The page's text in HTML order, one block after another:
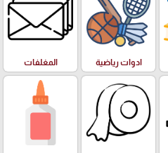
ادوات رياضية المغلفات